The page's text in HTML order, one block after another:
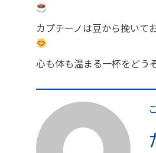
カプチーノは豆から挽いて
心も体も温まる一杯をどう